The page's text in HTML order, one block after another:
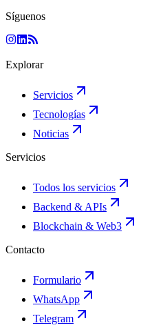
Síguenos
Explorar
Servicios
Tecnologías
Noticias
Servicios
Todos los servicios
Backend & APIs
Blockchain & Web3
Contacto
Formulario
WhatsApp
Telegram